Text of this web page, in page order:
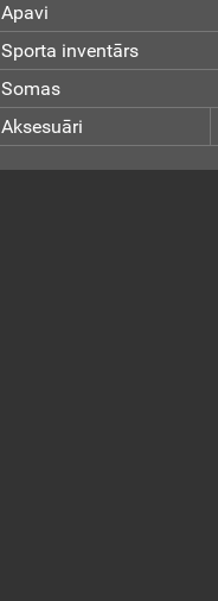
Apavi
Sporta inventārs
Somas
Aksesuāri